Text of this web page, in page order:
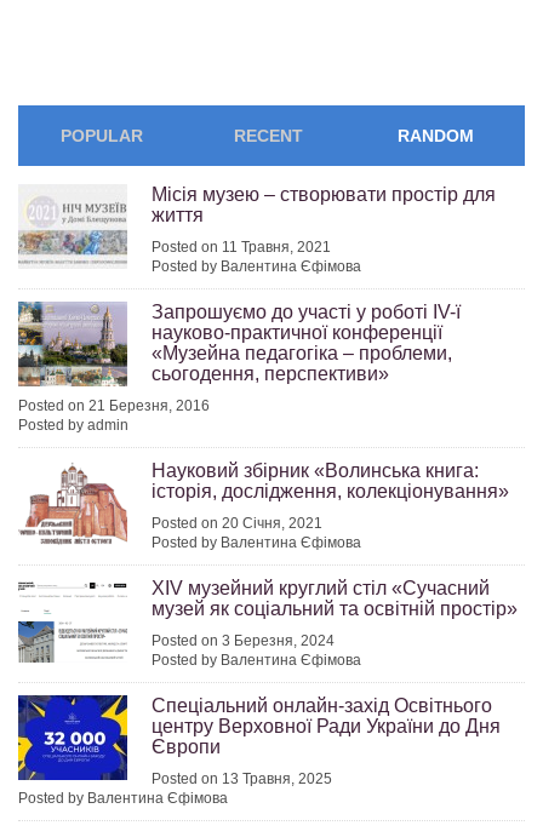
POPULAR RECENT RANDOM
Місія музею – створювати простір для
життя
Posted on 11 Травня, 2021
Posted by Валентина Єфімова
Запрошуємо до участі у роботі IV-ї
науково-практичної конференції
«Музейна педагогіка – проблеми,
сьогодення, перспективи»
Posted on 21 Березня, 2016
Posted by admin
Науковий збірник «Волинська книга:
історія, дослідження, колекціонування»
Posted on 20 Січня, 2021
Posted by Валентина Єфімова
XIV музейний круглий стіл «Сучасний
музей як соціальний та освітній простір»
Posted on 3 Березня, 2024
Posted by Валентина Єфімова
Спеціальний онлайн-захід Освітнього
центру Верховної Ради України до Дня
Європи
Posted on 13 Травня, 2025
Posted by Валентина Єфімова